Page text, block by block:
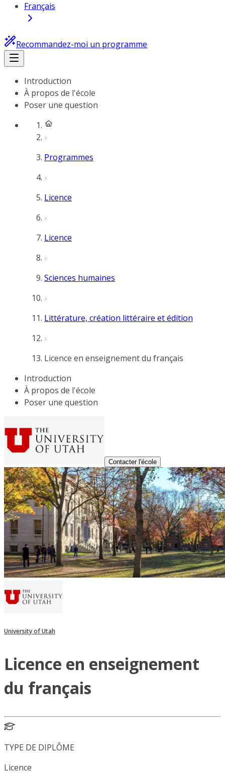
Français
Recommandez-moi un programme
Introduction
À propos de l'école
Poser une question
Programmes
Licence
Licence
Sciences humaines
Littérature, création littéraire et édition
Licence en enseignement du français
Introduction
À propos de l'école
Poser une question
Contacter l'école
University of Utah
Licence en enseignement
du français
TYPE DE DIPLÔME
Licence